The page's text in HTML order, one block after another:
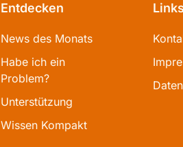
Entdecken
News des Monats
Habe ich ein
Problem?
Unterstützung
Wissen Kompakt
Links